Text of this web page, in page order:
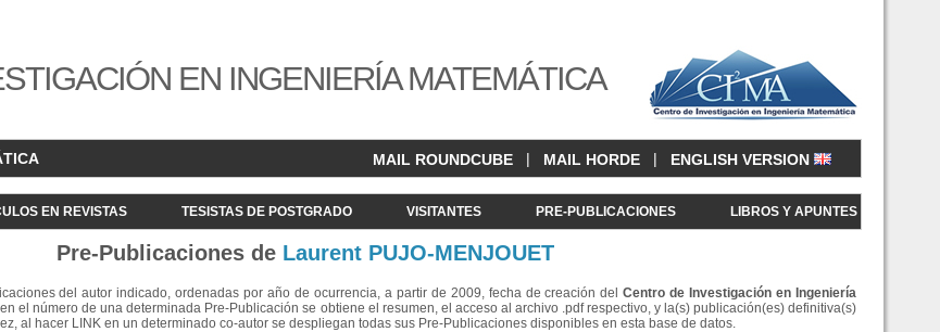
EN INGENIERÍA MATEMÁTICA
MAIL ROUNDCUBE | MAIL HORDE | ENGLISH VERSION
EN REVISTAS TESISTAS DE POSTGRADO VISITANTES PRE-PUBLICACIONES LIBROS Y APUNTES
Pre-Publicaciones de Laurent PUJO-MENJOUET
del autor indicado, ordenadas por año de ocurrencia, a partir de 2009, fecha de creación delCentro de Investigación en Ingeniería
el número de una determinada Pre-Publicación se obtiene el resumen, el acceso al archivo .pdf respectivo, y la(s) publicación(es) definitiva(s)
al hacer LINK en un determinado co-autor se despliegan todas sus Pre-Publicaciones disponibles en esta base de datos.